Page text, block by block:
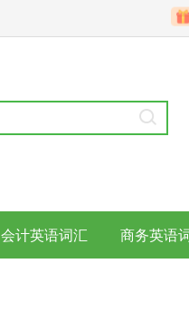
会计英语词汇 商务英语